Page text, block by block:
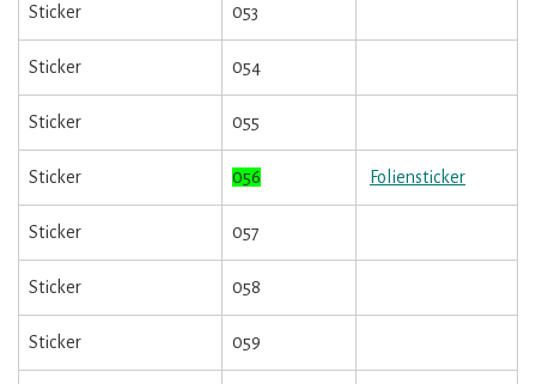
Sticker 053
Sticker 054
Sticker 055
Sticker 056 Foliensticker
Sticker 057
Sticker 058
Sticker 059